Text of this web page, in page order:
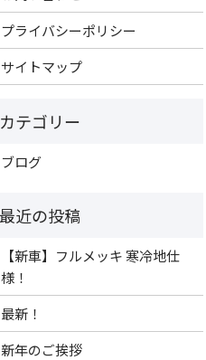
プライバシーポリシー
サイトマップ
ブログ
【新車】フルメッキ 寒冷地仕
様！
最新！
新年のご挨拶